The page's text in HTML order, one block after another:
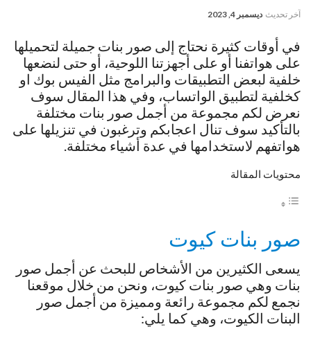
آخر تحديث ديسمبر 4, 2023
في أوقات كثيرة نحتاج إلى صور بنات جميلة لتحميلها
على هواتفنا أو على أجهزتنا اللوحية، أو حتى لنضعها
خلفية لبعض التطبيقات والبرامج مثل الفيس بوك او
كخلفية لتطبيق الواتساب، وفي هذا المقال سوف
نعرض لكم مجموعة من أجمل صور بنات مختلفة
بالتأكيد سوف تنال اعجابكم وترغبون في تنزيلها على
هواتفهم لاستخدامها في عدة أشياء مختلفة.
محتويات المقالة
صور بنات كيوت
يسعى الكثيرين من الأشخاص للبحث عن أجمل صور
بنات وهي صور بنات كيوت، ونحن من خلال موقعنا
نجمع لكم مجموعة رائعة ومميزة من أجمل صور
البنات الكيوت، وهي كما يلي: